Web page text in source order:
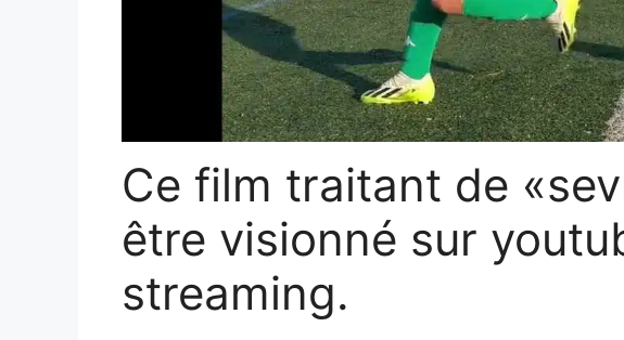
Ce film traitant de
être visionné sur
streaming.